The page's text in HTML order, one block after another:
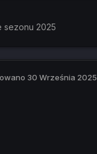
sezonu 2025
30 Września 2025